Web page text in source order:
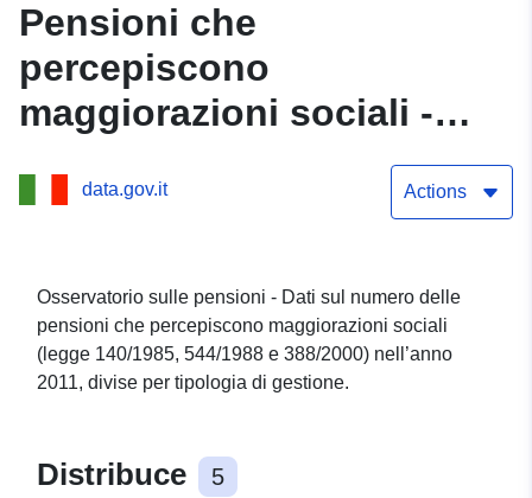
Pensioni che
percepiscono
maggiorazioni sociali -
leggi 140/1985 (art. 1 e 2);
544/1988 (art. 1 e 2) e
data.gov.it Actions
Osservatorio sulle pensioni - Dati sul numero delle
pensioni che percepiscono maggiorazioni sociali
(legge 140/1985, 544/1988 e 388/2000) nell’anno
2011, divise per tipologia di gestione.
Distribuce 5